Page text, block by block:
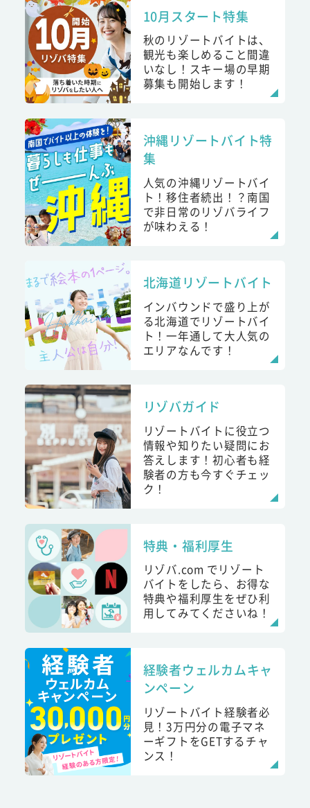
10月スタート特集
秋のリゾートバイトは、
観光も楽しめること間違
いなし！スキー場の早期
募集も開始します！
沖縄リゾートバイト特
集
人気の沖縄リゾートバイ
ト！移住者続出！？南国
で非日常のリゾバライフ
が味わえる！
北海道リゾートバイト
インバウンドで盛り上が
る北海道でリゾートバイ
ト！一年通して大人気の
エリアなんです！
リゾバガイド
リゾートバイトに役立つ
情報や知りたい疑問にお
答えします！初心者も経
験者の方も今すぐチェッ
ク！
特典・福利厚生
リゾバ.com でリゾート
バイトをしたら、お得な
特典や福利厚生をぜひ利
用してみてくださいね！
経験者ウェルカムキャ
ンペーン
リゾートバイト経験者必
見！3万円分の電子マネ
ーギフトをGETするチャ
ンス！